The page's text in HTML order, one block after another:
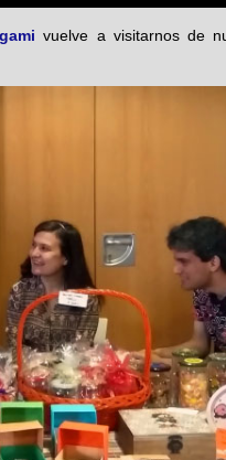
vuelve a visitarnos de